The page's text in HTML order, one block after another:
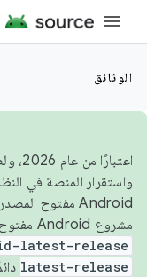
الوثائق
واستقرار المنصة في
مشروع Android مفتوح المصدر والمساهمة فيه، استخدِم
latest-release
latest-release